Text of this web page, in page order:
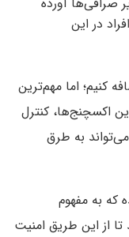
در این
کنیم؛ اما مهم‌ترین
اکسچنج‌ها، کنترل
به طرق
که به مفهوم
تا از این طریق امنیت